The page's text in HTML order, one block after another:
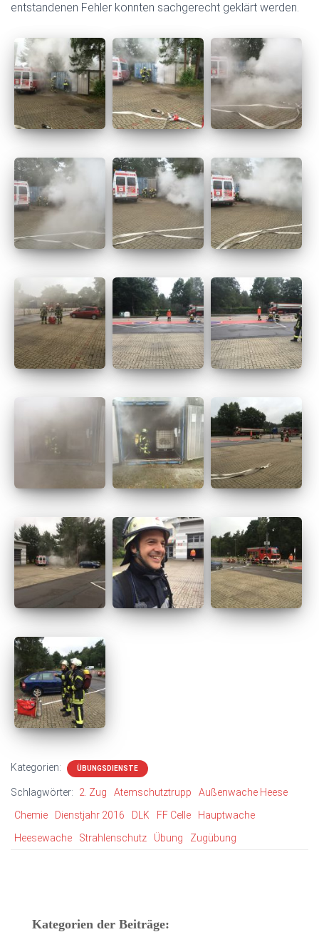
entstandenen Fehler konnten sachgerecht geklärt werden.
Kategorien: ÜBUNGSDIENSTE
Schlagwörter: 2. Zug Atemschutztrupp
Außenwache Heese
Chemie
Dienstjahr 2016 DLK FF Celle
Hauptwache
Heesewache
Strahlenschutz Übung Zugübung
Kategorien der Beiträge: